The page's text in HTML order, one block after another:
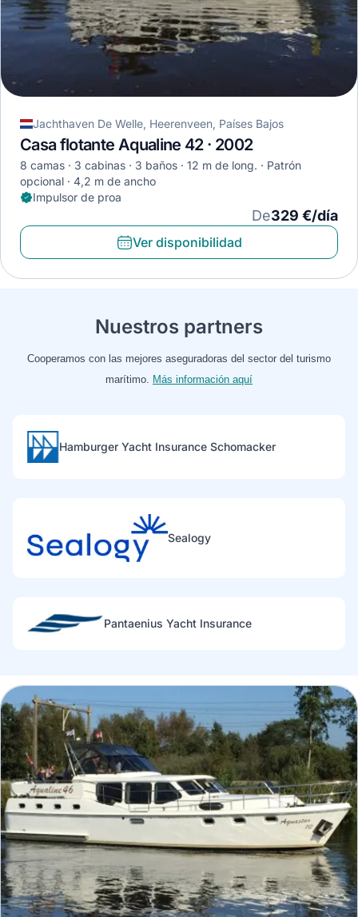
Jachthaven De Welle, Heerenveen, Países Bajos
Casa flotante Aqualine 42 · 2002
8 camas 3 cabinas 3 baños 12 m de long.
Patrón
opcional
4,2 m de ancho
Impulsor de proa
De329 €/día
Ver disponibilidad
Nuestros partners
Cooperamos con las mejores aseguradoras del sector del turismo
marítimo. Más información aquí
Hamburger Yacht Insurance Schomacker
Sealogy
Pantaenius Yacht Insurance